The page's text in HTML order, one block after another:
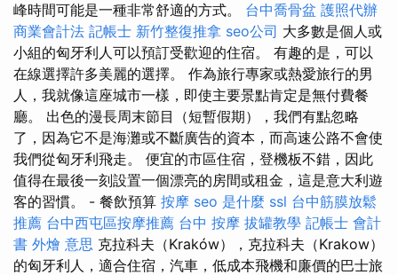
峰時間可能是一種非常舒適的方式。 台中喬骨盆 護照代辦
商業會計法 記帳士 新竹整復推拿 seo公司 大多數是個人或
小組的匈牙利人可以預訂受歡迎的住宿。 有趣的是，可以
在線選擇許多美麗的選擇。 作為旅行專家或熱愛旅行的男
人，我就像這座城市一樣，即使主要景點肯定是無付費餐
廳。 出色的漫長周末節目（短暫假期），我們有點忽略
了，因為它不是海灘或不斷廣告的資本，而高速公路不會使
我們從匈牙利飛走。 便宜的市區住宿，登機板不錯，因此
值得在最後一刻設置一個漂亮的房間或租金，這是意大利遊
客的習慣。 - 餐飲預算 按摩 seo 是什麼 ssl 台中筋膜放鬆
推薦 台中西屯區按摩推薦 台中 按摩 拔罐教學 記帳士 會計
書 外燴 意思 克拉科夫（Kraków），克拉科夫（Krakow）
的匈牙利人，適合住宿，汽車，低成本飛機和廉價的巴士旅